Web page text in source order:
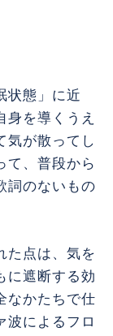
状態」に近
身を導くうえ
気が散ってし
て、普段から
詞のないもの
た点は、気を
に遮断する効
なかたちで仕
波によるフロ